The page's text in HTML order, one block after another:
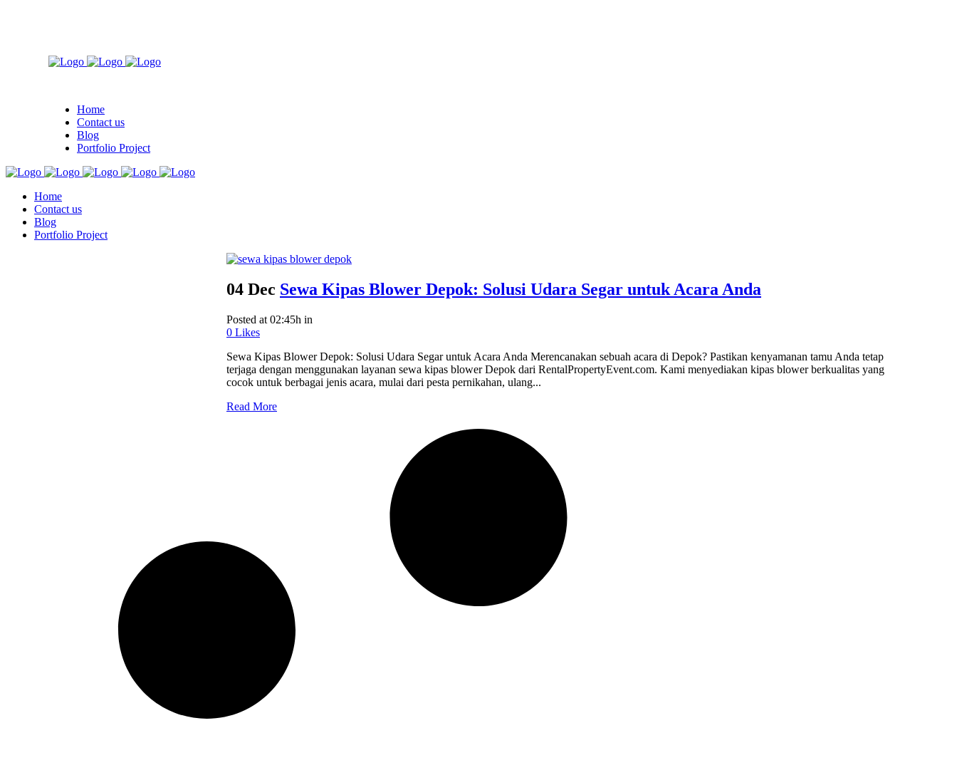
Home
Contact us
Blog
Portfolio Project
Home
Contact us
Blog
Portfolio Project
04 Dec Sewa Kipas Blower Depok: Solusi Udara Segar untuk Acara Anda
Posted at 02:45h in
0 Likes
Sewa Kipas Blower Depok: Solusi Udara Segar untuk Acara Anda Merencanakan sebuah acara di Depok? Pastikan kenyamanan tamu Anda tetap
terjaga dengan menggunakan layanan sewa kipas blower Depok dari RentalPropertyEvent.com. Kami menyediakan kipas blower berkualitas yang
cocok untuk berbagai jenis acara, mulai dari pesta pernikahan, ulang...
Read More